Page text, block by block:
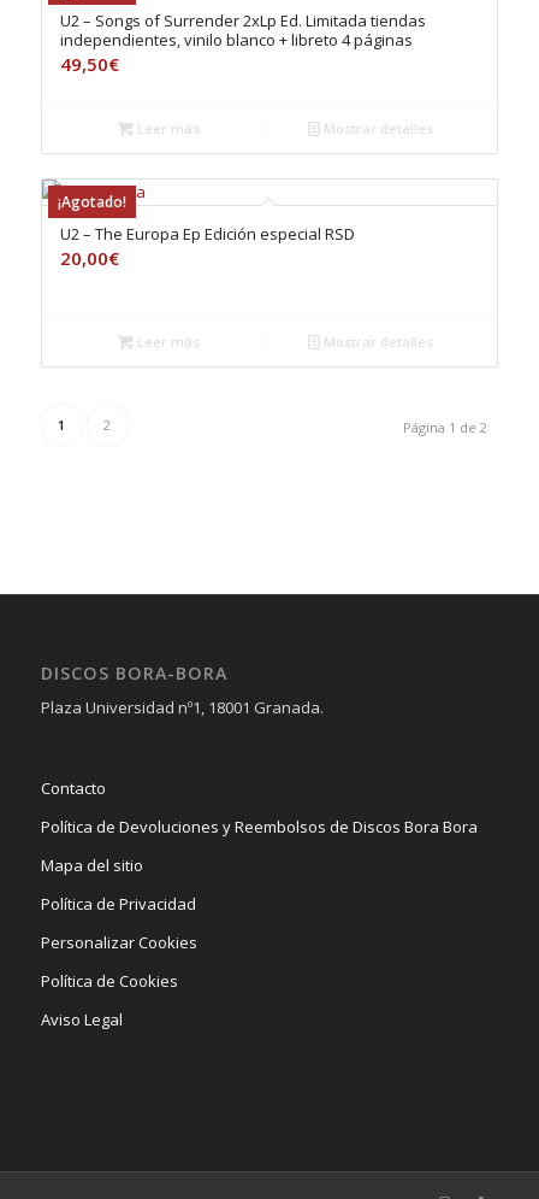
U2 – Songs of Surrender 2xLp Ed. Limitada tiendas
independientes, vinilo blanco + libreto 4 páginas
49,50€
Leer más Mostrar detalles
¡Agotado!
U2 – The Europa Ep Edición especial RSD
20,00€
Leer más Mostrar detalles
Página 1 de 2
1 2
DISCOS BORA-BORA
Plaza Universidad nº1, 18001 Granada.
Contacto
Política de Devoluciones y Reembolsos de Discos Bora Bora
Mapa del sitio
Política de Privacidad
Personalizar Cookies
Política de Cookies
Aviso Legal